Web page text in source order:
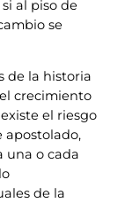
al piso de
se
de la historia
crecimiento
el riesgo
apostolado,
una o cada
de la